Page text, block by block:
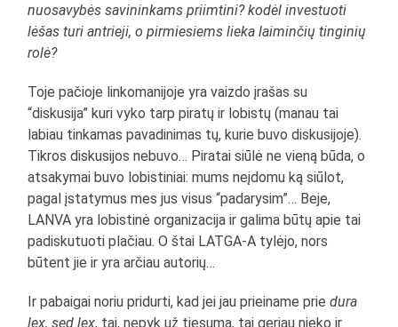
nuosavybės savininkams priimtini? kodėl investuoti
lėšas turi antrieji, o pirmiesiems lieka laiminčių tinginių
rolė?
Toje pačioje linkomanijoje yra vaizdo įrašas su
“diskusija” kuri vyko tarp piratų ir lobistų (manau tai
labiau tinkamas pavadinimas tų, kurie buvo diskusijoje).
Tikros diskusijos nebuvo… Piratai siūlė ne vieną būda, o
atsakymai buvo lobistiniai: mums neįdomu ką siūlot,
pagal įstatymus mes jus visus “padarysim”… Beje,
LANVA yra lobistinė organizacija ir galima būtų apie tai
padiskutuoti plačiau. O štai LATGA-A tylėjo, nors
būtent jie ir yra arčiau autorių…
Ir pabaigai noriu pridurti, kad jei jau prieiname priedura
lex, sed lex, tai, nepyk už tiesumą, tai geriau nieko ir